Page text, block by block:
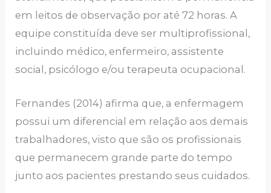
em leitos de observação por até 72 horas. A
equipe constituída deve ser multiprofissional,
incluindo médico, enfermeiro, assistente
social, psicólogo e/ou terapeuta ocupacional.
Fernandes (2014) afirma que, a enfermagem
possui um diferencial em relação aos demais
trabalhadores, visto que são os profissionais
que permanecem grande parte do tempo
junto aos pacientes prestando seus cuidados.